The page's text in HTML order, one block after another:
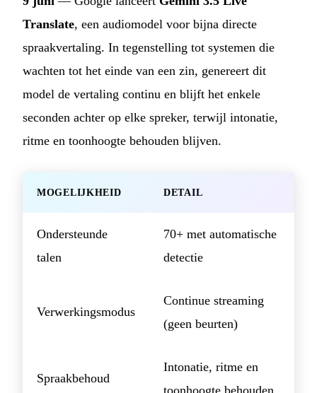
Translate, een audiomodel voor bijna directe
spraakvertaling. In tegenstelling tot systemen die
wachten tot het einde van een zin, genereert dit
model de vertaling continu en blijft het enkele
seconden achter op elke spreker, terwijl intonatie,
ritme en toonhoogte behouden blijven.
MOGELIJKHEID DETAIL
Ondersteunde
talen
70+ met automatische
detectie
Verwerkingsmodus
Continue streaming
(geen beurten)
Spraakbehoud
Intonatie, ritme en